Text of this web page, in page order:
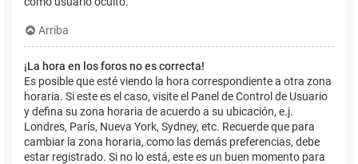
Arriba
¡La hora en los foros no es correcta!
Es posible que esté viendo la hora correspondiente a otra zona
horaria. Si este es el caso, visite el Panel de Control de Usuario
y defina su zona horaria de acuerdo a su ubicación, e.j.
Londres, París, Nueva York, Sydney, etc. Recuerde que para
cambiar la zona horaria, como las demás preferencias, debe
estar registrado. Si no lo está, este es un buen momento para